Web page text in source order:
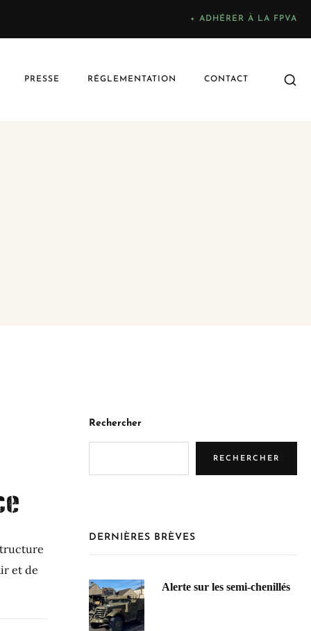
+ ADHÉRER À LA FPVA
PRESSE RÉGLEMENTATION CONTACT
et de
Rechercher
RECHERCHER
DERNIÈRES BRÈVES
Alerte sur les semi-chenillés